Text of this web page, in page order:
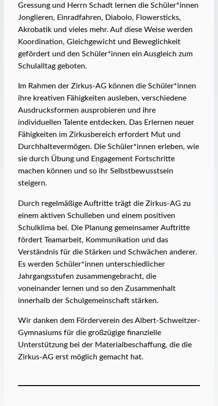
Gressung und Herrn Schadt lernen die Schüler*innen
Jonglieren, Einradfahren, Diabolo, Flowersticks,
Akrobatik und vieles mehr. Auf diese Weise werden
Koordination, Gleichgewicht und Beweglichkeit
gefördert und den Schüler*innen ein Ausgleich zum
Schulalltag geboten.
Im Rahmen der Zirkus-AG können die Schüler*innen
ihre kreativen Fähigkeiten ausleben, verschiedene
Ausdrucksformen ausprobieren und ihre
individuellen Talente entdecken. Das Erlernen neuer
Fähigkeiten im Zirkusbereich erfordert Mut und
Durchhaltevermögen. Die Schüler*innen erleben, wie
sie durch Übung und Engagement Fortschritte
machen können und so ihr Selbstbewusstsein
steigern.
Durch regelmäßige Auftritte trägt die Zirkus-AG zu
einem aktiven Schulleben und einem positiven
Schulklima bei. Die Planung gemeinsamer Auftritte
fördert Teamarbeit, Kommunikation und das
Verständnis für die Stärken und Schwächen anderer.
Es werden Schüler*innen unterschiedlicher
Jahrgangsstufen zusammengebracht, die
voneinander lernen und so den Zusammenhalt
innerhalb der Schulgemeinschaft stärken.
Wir danken dem Förderverein des Albert-Schweitzer-
Gymnasiums für die großzügige finanzielle
Unterstützung bei der Materialbeschaffung, die die
Zirkus-AG erst möglich gemacht hat.